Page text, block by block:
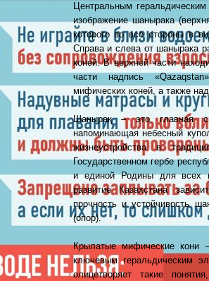
Центральным
изображение шанырака
которого во все стороны в
Справа и слева от шанырака
коней. В верхней части
части надпись
мифических коней, а также
Шанырақ – это главная
напоминающая небесный
жизнеустройства в
Государственном гербе
и единой Родины для всех
развитие Казахстана
прочность и устойчивость
(опор).
Крылатые мифические кони
ключевым геральдическим
олицетворяет такие